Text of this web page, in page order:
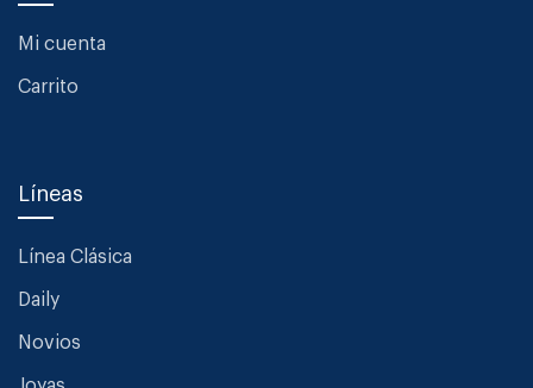
Mi cuenta
Carrito
Líneas
Línea Clásica
Daily
Novios